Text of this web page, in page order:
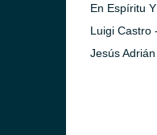
En Espíritu
Luigi Castro
Jesús